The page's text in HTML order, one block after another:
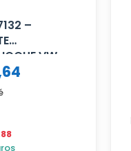
–
VW
64